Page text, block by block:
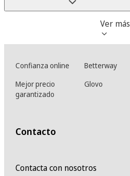
Ver más
Confianza online Betterway
Mejor precio
garantizado
Glovo
Contacto
Contacta con nosotros